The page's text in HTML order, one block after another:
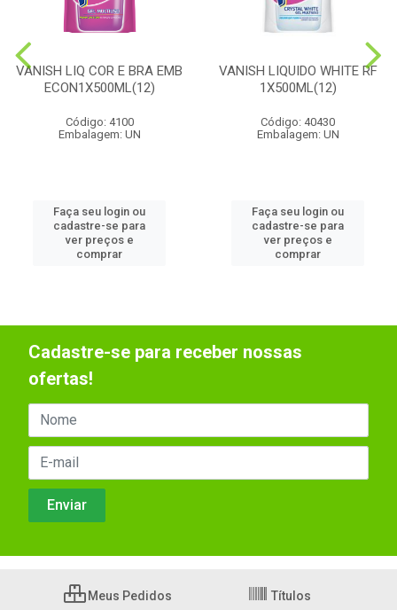
VANISH LIQ COR E BRA EMB
ECON1X500ML(12)
Código: 4100
Embalagem: UN
Faça seu login ou
cadastre-se para
ver preços e
comprar
VANISH LIQUIDO WHITE RF
1X500ML(12)
Código: 40430
Embalagem: UN
Faça seu login ou
cadastre-se para
ver preços e
comprar
Cadastre-se para receber nossas
ofertas!
Meus Pedidos Títulos